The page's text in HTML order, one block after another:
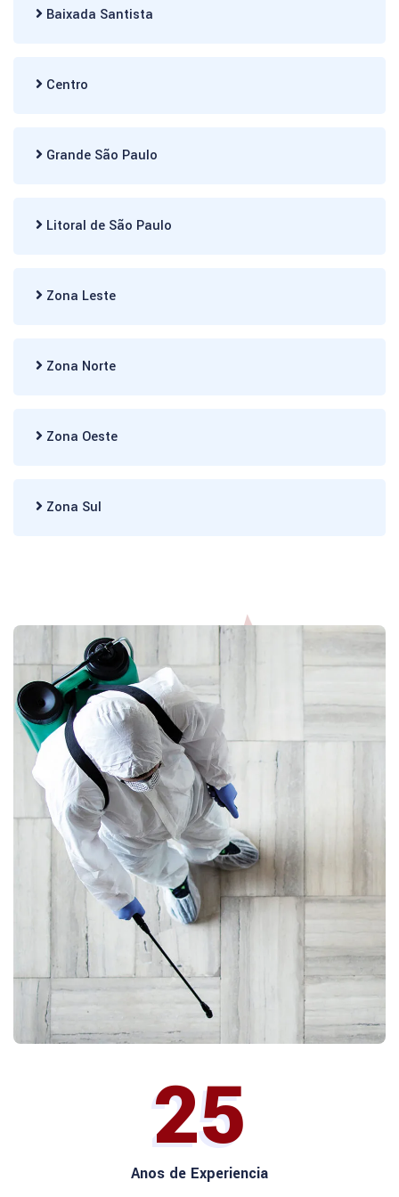
Baixada Santista
Centro
Grande São Paulo
Litoral de São Paulo
Zona Leste
Zona Norte
Zona Oeste
Zona Sul
25
Anos de Experiencia